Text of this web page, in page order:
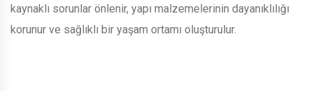
kaynaklı sorunlar önlenir, yapı malzemelerinin dayanıklılığı
korunur ve sağlıklı bir yaşam ortamı oluşturulur.